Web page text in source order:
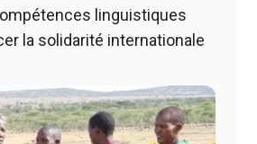
linguistiques
la solidarité internationale